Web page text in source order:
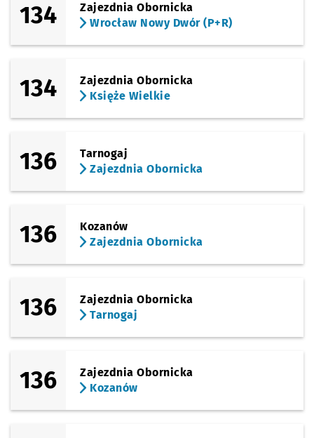
134
Zajezdnia Obornicka
Wrocław Nowy Dwór (P+R)
134
Zajezdnia Obornicka
Księże Wielkie
136
Tarnogaj
Zajezdnia Obornicka
136
Kozanów
Zajezdnia Obornicka
136
Zajezdnia Obornicka
Tarnogaj
136
Zajezdnia Obornicka
Kozanów